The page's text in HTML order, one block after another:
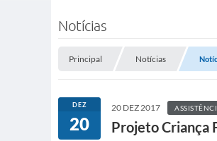
Notícias
Principal Notícias
DEZ
20
20 DEZ 2017
Projeto Criança